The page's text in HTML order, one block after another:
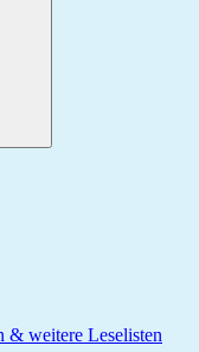
& weitere Leselisten